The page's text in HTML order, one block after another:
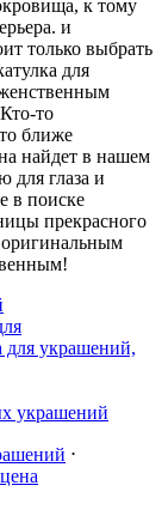
к тому
и
только выбрать
для
то
ближе
найдет в нашем
для глаза и
в поиске
прекрасного
оригинальным
для украшений,
украшений
⋅
цена